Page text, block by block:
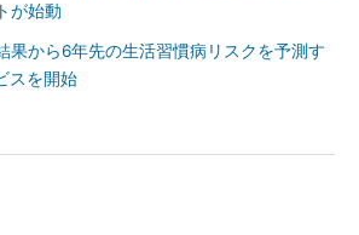
が始動
果から6年先の生活習慣病リスクを予測す
スを開始